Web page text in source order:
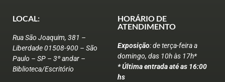
LOCAL:
Rua São Joaquim, 381 –
Liberdade 01508-900 – São
Paulo – SP – 3º andar –
Biblioteca/Escritório
HORÁRIO DE
ATENDIMENTO
Exposição: de terça-feira a
domingo, das 10h às 17h*
* Última entrada até as 16:00
hs